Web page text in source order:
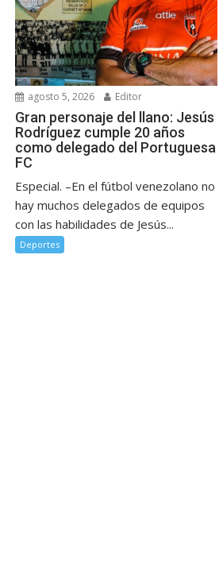
agosto 5, 2026 Editor
Gran personaje del llano: Jesús
Rodríguez cumple 20 años
como delegado del Portuguesa
FC
Especial. –En el fútbol venezolano no
hay muchos delegados de equipos
con las habilidades de Jesús...
Deportes